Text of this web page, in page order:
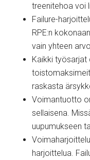
treenitehoa voi
Failure-
RPE:n
vain yhteen
Kaikki
raskasta
Voimantuotto
sellaisena.
uupumukseen
harjoittelua.